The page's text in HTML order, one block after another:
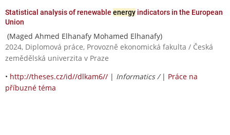
Statistical analysis of renewable energy indicators in the European
Union
(Maged Ahmed Elhanafy Mohamed Elhanafy)
2024, Diplomová práce, Provozně ekonomická fakulta / Česká
zemědělská univerzita v Praze
• http://theses.cz/id//dlkam6// | Informatics / | Práce na
příbuzné téma